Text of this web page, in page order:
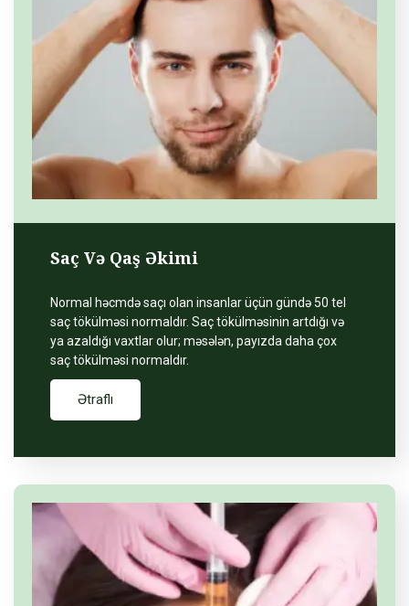
Saç Və Qaş Əkimi
Normal həcmdə saçı olan insanlar üçün gündə 50 tel
saç tökülməsi normaldır. Saç tökülməsinin artdığı və
ya azaldığı vaxtlar olur; məsələn, payızda daha çox
saç tökülməsi normaldır.
Ətraflı